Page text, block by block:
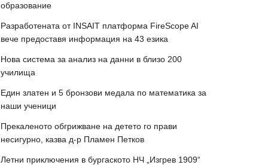
образование
Разработената от INSAIT платформа FireScope AI
вече предоставя информация на 43 езика
Нова система за анализ на данни в близо 200
училища
Един златен и 5 бронзови медала по математика за
наши ученици
Прекаленото обгрижване на детето го прави
несигурно, казва д-р Пламен Петков
Летни приключения в бургаското НЧ „Изгрев 1909“